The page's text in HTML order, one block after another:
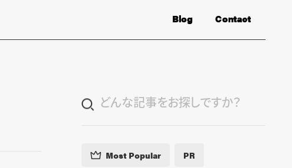
Contact
Blog
Most Popular PR